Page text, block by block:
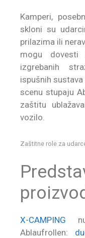
Kamperi,
skloni su
prilazima ili
mogu dovesti
izgrebanih
ispušnih
scenu stupaju
zaštitu
vozilo.
Zaštitne role za
X-CAMPING
Ablaufrollen: